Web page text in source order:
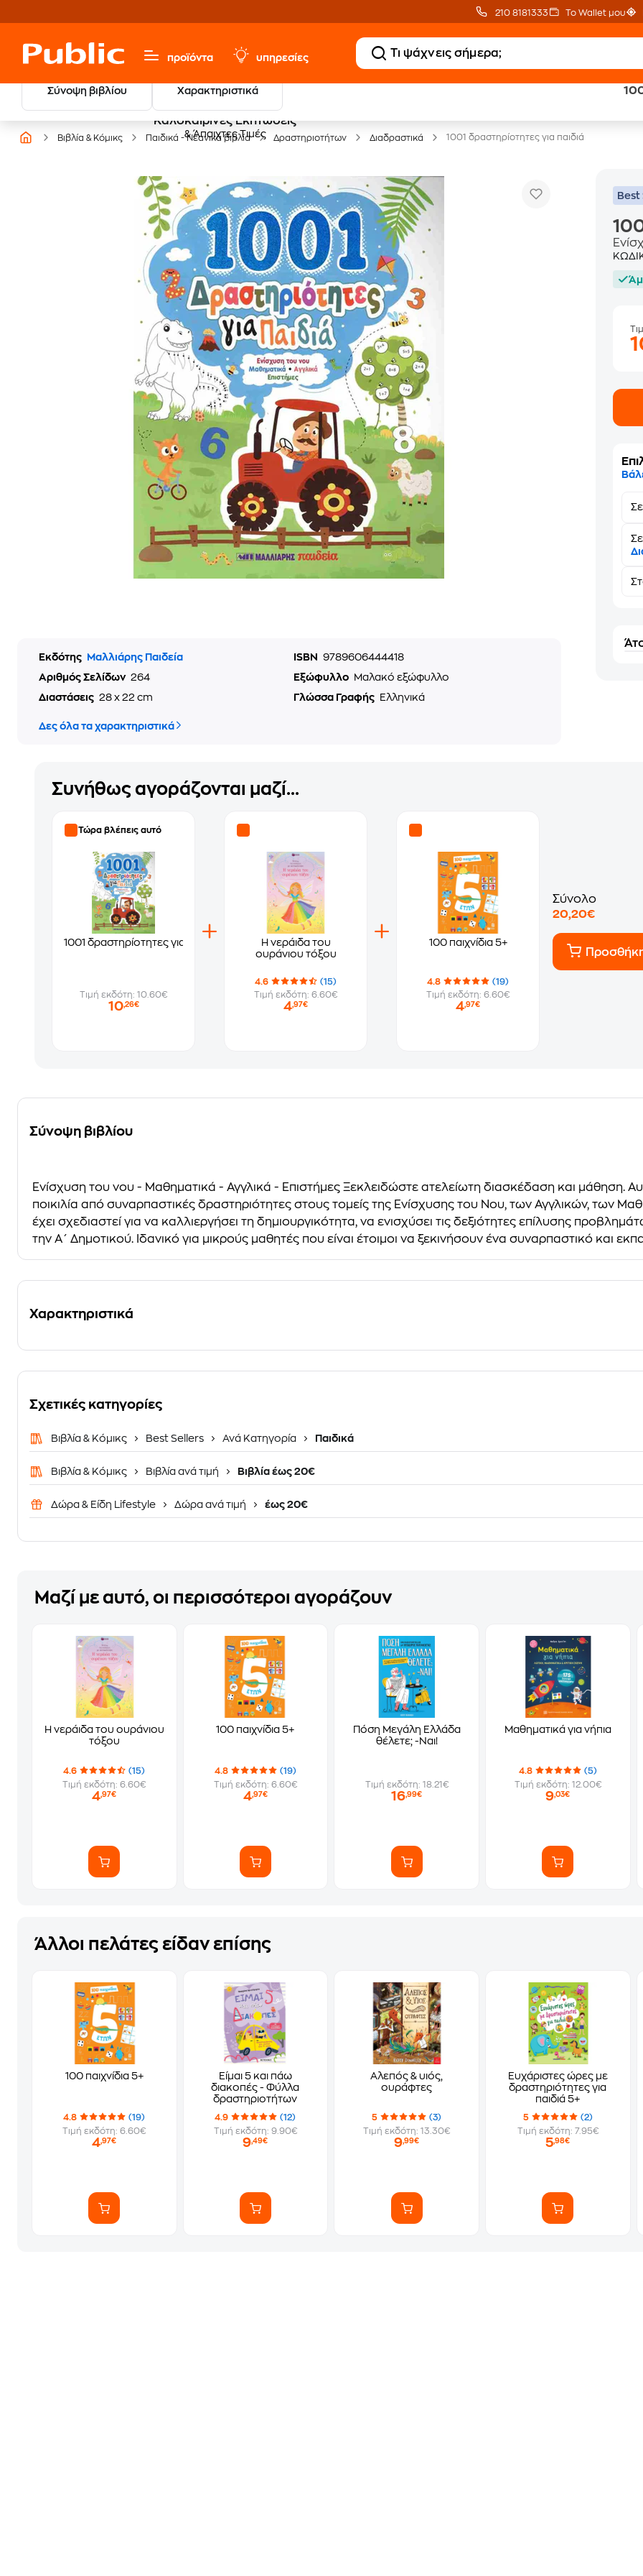
210 8181333 Το Wallet μου
προϊόντα υπηρεσίες
Σύνοψη βιβλίου Χαρακτηριστικά
Καλοκαιρινές Εκπτώσεις
& Άπαιχτες Τιμές
Δωρεάν
Βιβλία & Κόμικς Παιδικά - Νεανικά βιβλία Δραστηριοτήτων Διαδραστικά 1001 δραστηρίοτητες για παιδιά
Εκδότης Μαλλιάρης Παιδεία ISBN
9789606444418
Αριθμός Σελίδων 264 Εξώφυλλο
Μαλακό εξώφυλλο
Διαστάσεις 28 x 22 cm Γλώσσα Γραφής Ελληνικά
Δες όλα τα χαρακτηριστικά
Best
Συνήθως αγοράζονται μαζί...
Τώρα βλέπεις αυτό
1001 δραστηρίοτητες για παιδιά
Τιμή εκδότη: 10.60€
10,26€
Η νεράιδα του
ουράνιου τόξου
4.6
(15)
Τιμή εκδότη: 6.60€
4,97€
100 παιχνίδια 5+
4.8
(19)
Τιμή εκδότη: 6.60€
4,97€
Σύνολο
20,20€
Σύνοψη βιβλίου
Ενίσχυση του νου - Μαθηματικά - Αγγλικά - Επιστήμες Ξεκλειδώστε ατελείωτη διασκέδαση και μάθηση.
ποικιλία από συναρπαστικές δραστηριότητες στους τομείς της Ενίσχυσης του Νου, των Αγγλικών, των
έχει σχεδιαστεί για να καλλιεργήσει τη δημιουργικότητα, να ενισχύσει τις δεξιότητες επίλυσης
την Α΄ Δημοτικού. Ιδανικό για μικρούς μαθητές που είναι έτοιμοι να ξεκινήσουν ένα συναρπαστικό και
Χαρακτηριστικά
Σχετικές κατηγορίες
Βιβλία & Κόμικς Best Sellers Ανά Κατηγορία Παιδικά
Βιβλία & Κόμικς Βιβλία ανά τιμή Βιβλία έως 20€
Δώρα & Είδη Lifestyle Δώρα ανά τιμή έως 20€
Μαζί με αυτό, οι περισσότεροι αγοράζουν
Η νεράιδα του ουράνιου
τόξου
4.6
(15)
Τιμή εκδότη: 6.60€
4,97€
100 παιχνίδια 5+
4.8
(19)
Τιμή εκδότη: 6.60€
4,97€
Πόση Μεγάλη Ελλάδα
θέλετε; -Ναι!
Τιμή εκδότη: 18.21€
16,99€
Μαθηματικά για νήπια
4.8
(5)
Τιμή εκδότη: 12.00€
9,03€
Άλλοι πελάτες είδαν επίσης
100 παιχνίδια 5+
4.8
(19)
Τιμή εκδότη: 6.60€
4,97€
Είμαι 5 και πάω
διακοπές - Φύλλα
δραστηριοτήτων
4.9
(12)
Τιμή εκδότη: 9.90€
9,49€
Αλεπός & υιός,
ουράφτες
5
(3)
Τιμή εκδότη: 13.30€
9,99€
Ευχάριστες ώρες με
δραστηριότητες για
παιδιά 5+
5
(2)
Τιμή εκδότη: 7.95€
5,98€